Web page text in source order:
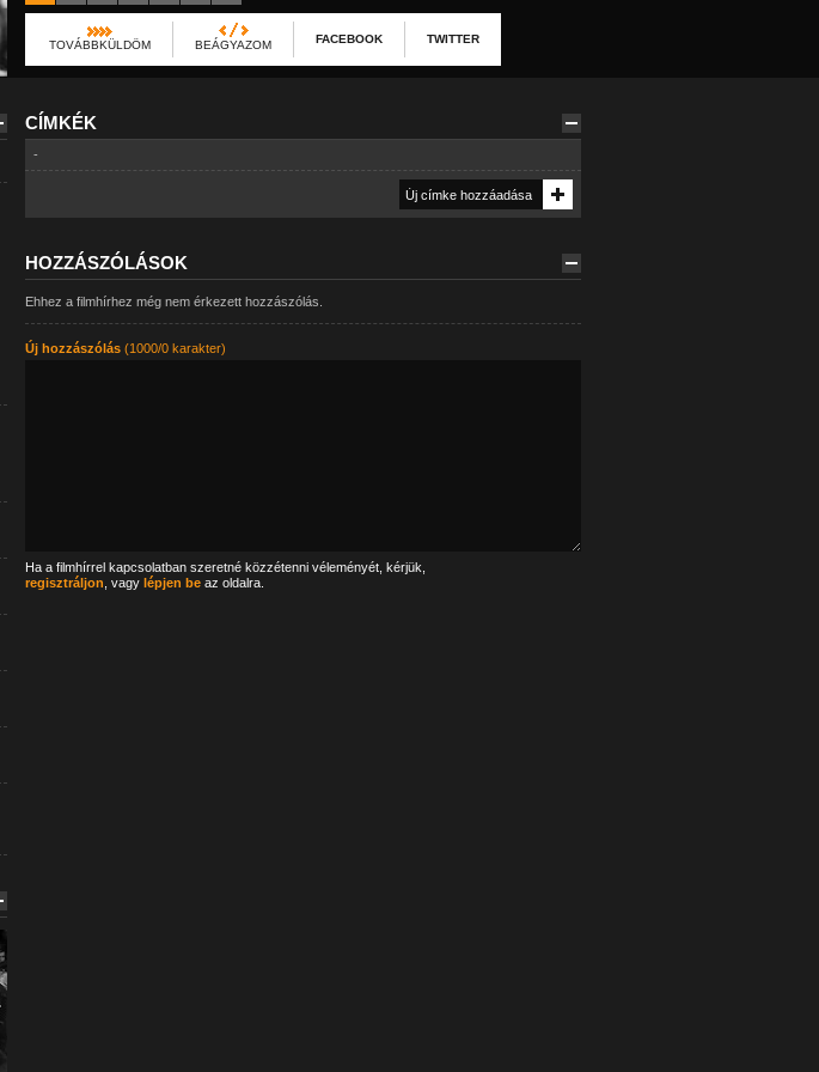
TOVÁBBKÜLDÖM BEÁGYAZOM FACEBOOK TWITTER
CÍMKÉK
-
HOZZÁSZÓLÁSOK
Ehhez a filmhírhez még nem érkezett hozzászólás.
Új hozzászólás(1000/0 karakter)
Ha a filmhírrel kapcsolatban szeretné közzétenni véleményét, kérjük,
regisztráljon , vagy lépjen beaz oldalra.